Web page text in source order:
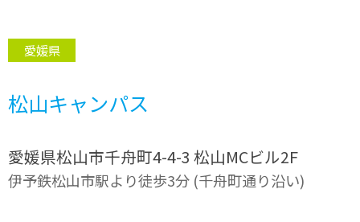
愛媛県
松山キャンパス
愛媛県松山市千舟町4-4-3 松山MCビル2F
伊予鉄松山市駅より徒歩3分 (千舟町通り沿い)